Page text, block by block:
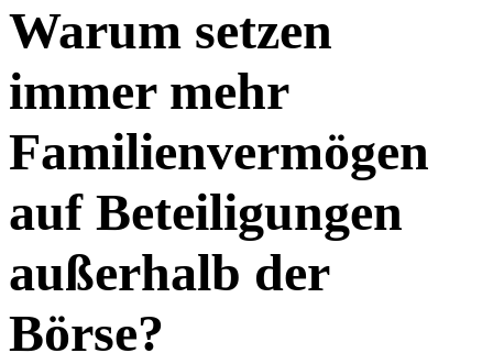
Warum setzen
immer mehr
Familienvermögen
auf Beteiligungen
außerhalb der
Börse?